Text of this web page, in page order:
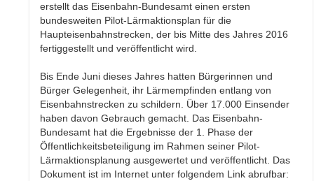
erstellt das Eisenbahn-Bundesamt einen ersten
bundesweiten Pilot-Lärmaktionsplan für die
Haupteisenbahnstrecken, der bis Mitte des Jahres 2016
fertiggestellt und veröffentlicht wird.
Bis Ende Juni dieses Jahres hatten Bürgerinnen und
Bürger Gelegenheit, ihr Lärmempfinden entlang von
Eisenbahnstrecken zu schildern. Über 17.000 Einsender
haben davon Gebrauch gemacht. Das Eisenbahn-
Bundesamt hat die Ergebnisse der 1. Phase der
Öffentlichkeitsbeteiligung im Rahmen seiner Pilot-
Lärmaktionsplanung ausgewertet und veröffentlicht. Das
Dokument ist im Internet unter folgendem Link abrufbar: